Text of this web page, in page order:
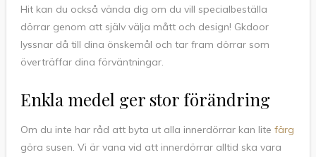
Hit kan du också vända dig om du vill specialbeställa
dörrar genom att själv välja mått och design! Gkdoor
lyssnar då till dina önskemål och tar fram dörrar som
överträffar dina förväntningar.
Enkla medel ger stor förändring
Om du inte har råd att byta ut alla innerdörrar kan lite färg
göra susen. Vi är vana vid att innerdörrar alltid ska vara